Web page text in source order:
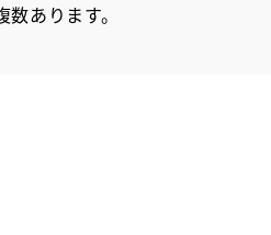
あります。